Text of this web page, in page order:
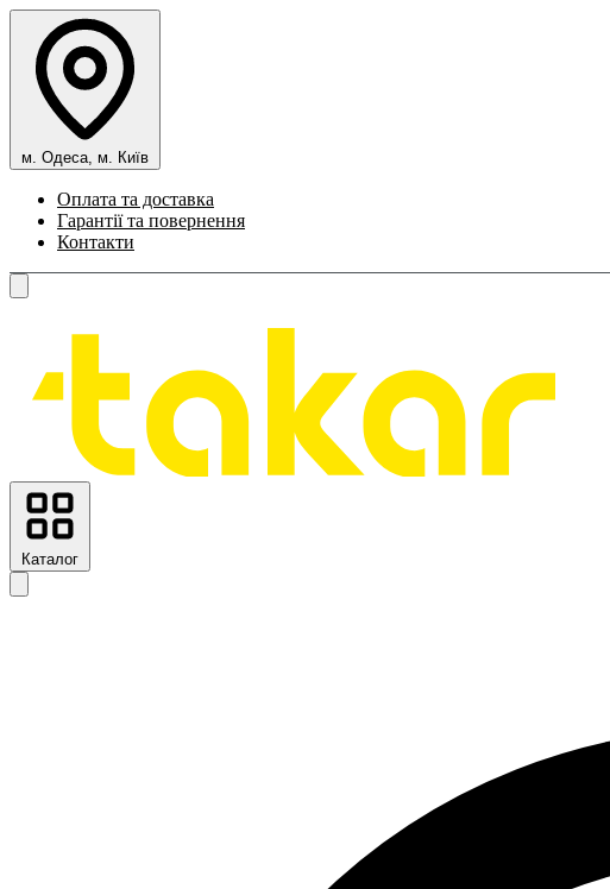
м. Одеса, м. Київ
Оплата та доставка
Гарантії та повернення
Контакти
Каталог